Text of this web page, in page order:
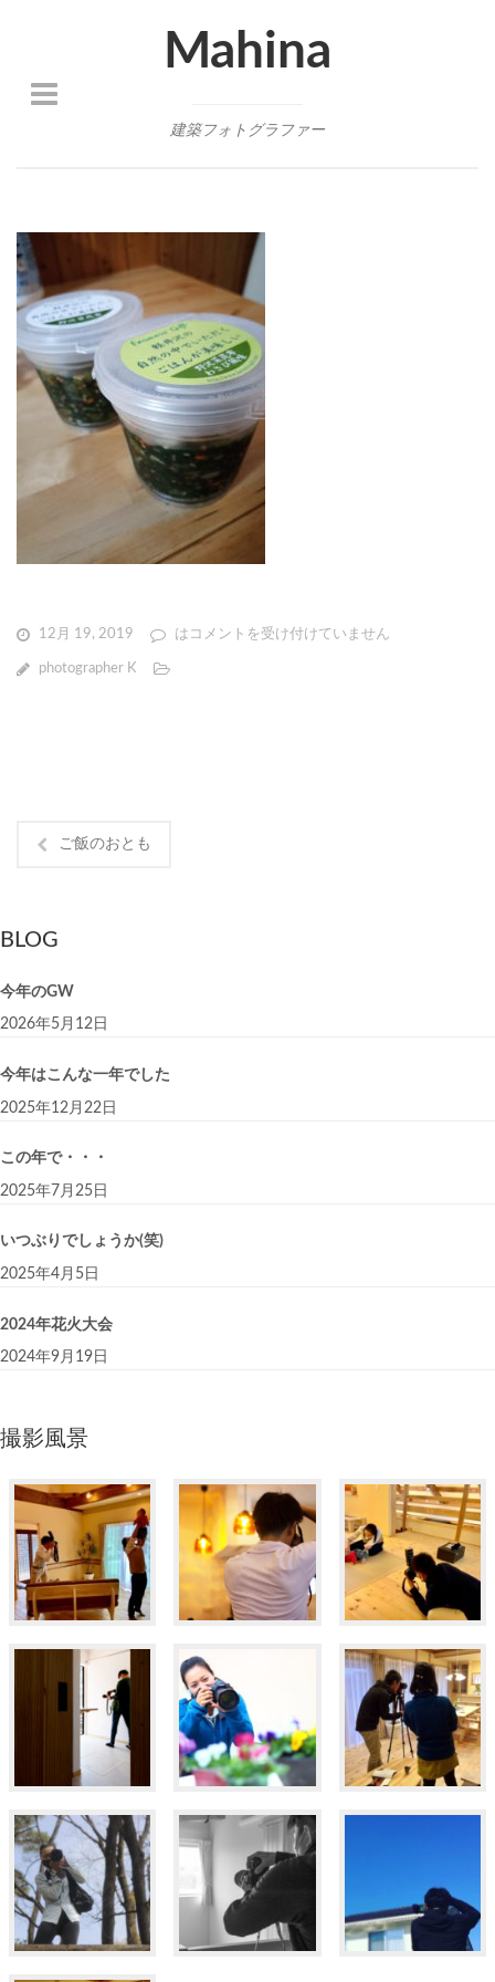
Mahina
建築フォトグラファー
12月 19, 2019 は コメントを受け付けていません
photographer K
ご飯のおとも
BLOG
今年のGW
2026年5月12日
今年はこんな一年でした
2025年12月22日
この年で・・・
2025年7月25日
いつぶりでしょうか(笑)
2025年4月5日
2024年花火大会
2024年9月19日
撮影風景